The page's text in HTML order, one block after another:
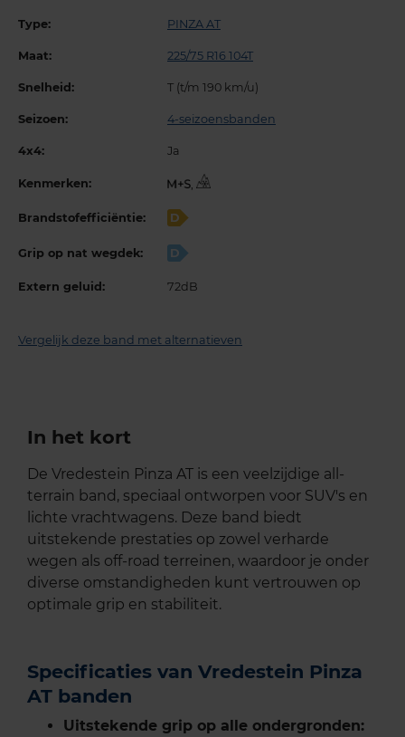
Type: PINZA AT
Maat: 225/75 R16 104T
Snelheid: T (t/m 190 km/u)
Seizoen: 4-seizoensbanden
4x4: Ja
Kenmerken: ,
Brandstofefficiëntie: D
Grip op nat wegdek: D
Extern geluid: 72dB
Vergelijk deze band met alternatieven
In het kort
De Vredestein Pinza AT is een veelzijdige all-
terrain band, speciaal ontworpen voor SUV's en
lichte vrachtwagens. Deze band biedt
uitstekende prestaties op zowel verharde
wegen als off-road terreinen, waardoor je onder
diverse omstandigheden kunt vertrouwen op
optimale grip en stabiliteit.​
Specificaties van Vredestein Pinza
AT banden
Uitstekende grip op alle ondergronden: